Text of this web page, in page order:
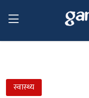
स्वास्थ्य